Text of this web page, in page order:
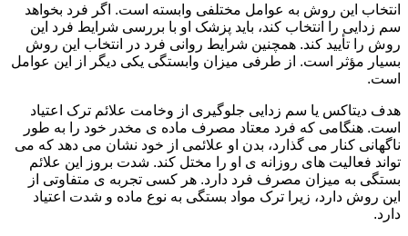
انتخاب این روش به عوامل مختلفی وابسته است. اگر فرد بخواهد
سم زدایی را انتخاب کند، باید پزشک او با بررسی شرایط فرد این
روش را تأیید کند. همچنین شرایط روانی فرد در انتخاب این روش
بسیار مؤثر است. از طرفی میزان وابستگی یکی دیگر از این عوامل
است.
هدف دیتاکس یا سم زدایی جلوگیری از وخامت علائم ترک اعتیاد
است. هنگامی که فرد معتاد مصرف ماده ی مخدر خود را به طور
ناگهانی کنار می گذارد، بدن او علائمی از خود نشان می دهد که می
تواند فعالیت های روزانه ی او را مختل کند. شدت بروز این علائم
بستگی به میزان مصرف فرد دارد. هر کسی تجربه ی متفاوتی از
این روش دارد، زیرا ترک مواد بستگی به نوع ماده و شدت اعتیاد
دارد.